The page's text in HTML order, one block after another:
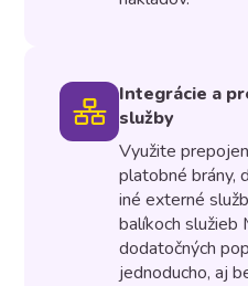
Integrácie a
služby
Využite
platobné brány,
iné externé
balíkoch služieb
dodatočných
jednoducho, aj